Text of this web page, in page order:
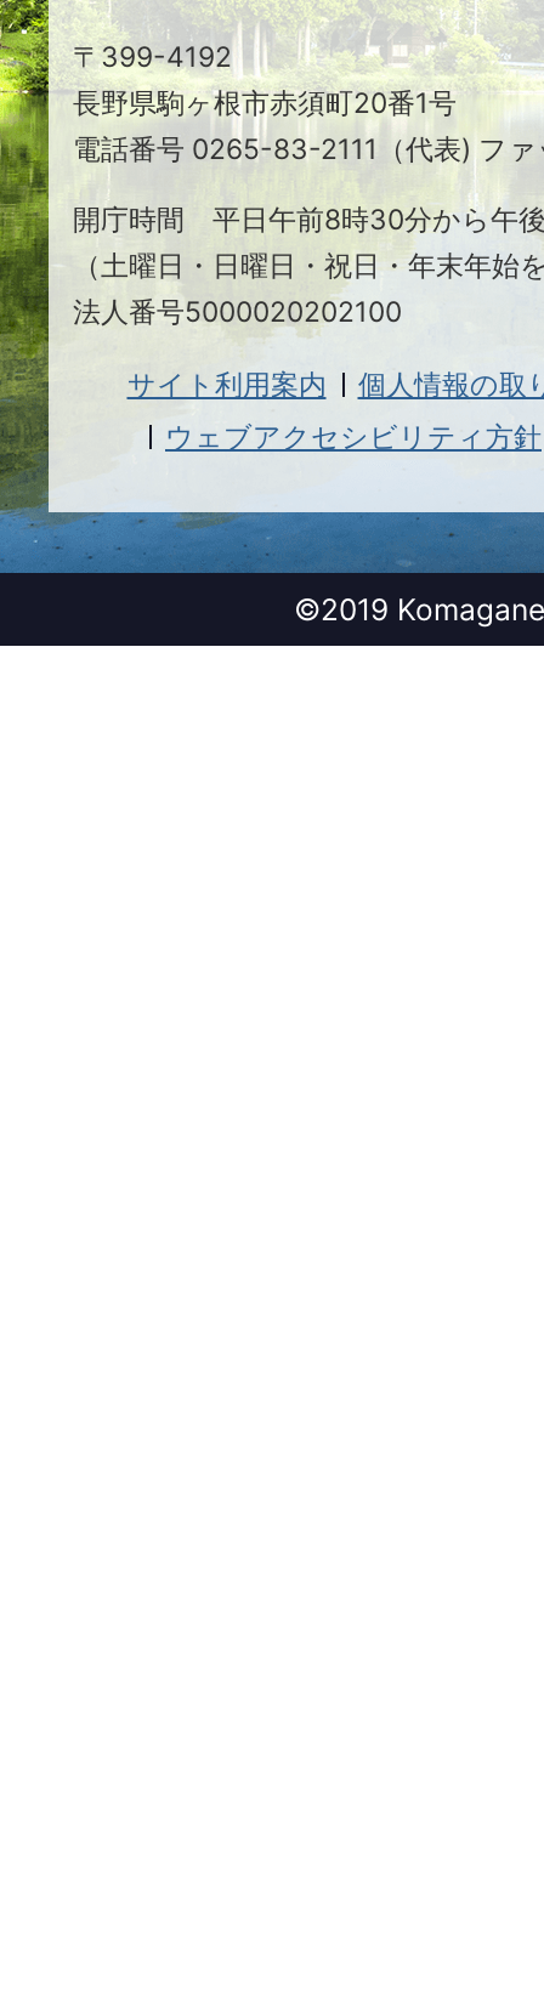
駒
ヶ
根
市
〒399-4192
長野県駒ヶ根市赤須町20番1号
電話番号 0265-83-2111（代表) フ
開庁時間 平日午前8時30分から午
（土曜日・日曜日・祝日・年末年始
法人番号5000020202100
サイト利用案内
個人情報の取
ウェブアクセシビリティ方針
©2019